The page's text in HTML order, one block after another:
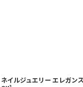
ネイルジュエリー エレガン